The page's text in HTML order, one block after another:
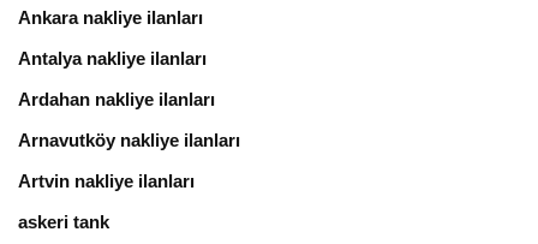
Ankara nakliye ilanları
Antalya nakliye ilanları
Ardahan nakliye ilanları
Arnavutköy nakliye ilanları
Artvin nakliye ilanları
askeri tank